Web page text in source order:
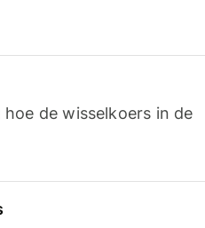
de wisselkoers in de